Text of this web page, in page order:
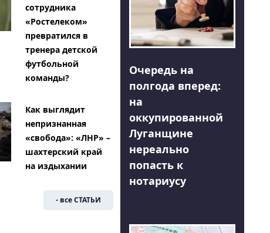
сотрудника
«Ростелеком»
превратился в
тренера детской
футбольной
команды?
Как выглядит
непризнанная
«свобода»: «ЛНР» –
шахтерский край
на издыхании
- все СТАТЬИ
Очередь на
полгода вперед:
на
оккупированной
Луганщине
нереально
попасть к
нотариусу